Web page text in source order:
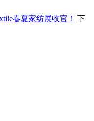
春夏家纺展收官！
下